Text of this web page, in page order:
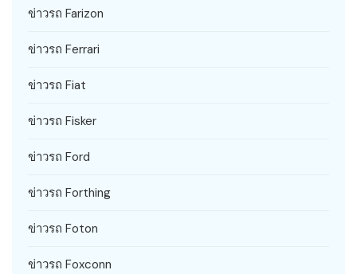
ข่าวรถ Farizon
ข่าวรถ Ferrari
ข่าวรถ Fiat
ข่าวรถ Fisker
ข่าวรถ Ford
ข่าวรถ Forthing
ข่าวรถ Foton
ข่าวรถ Foxconn